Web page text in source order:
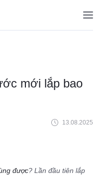
mới lắp bao
13.08.2025
được? Lần đầu tiên lắp